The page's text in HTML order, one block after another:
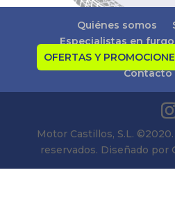
Quiénes somos
Especialistas en
OFERTAS Y
Contacto
Motor Castillos, S.L.
reservados. Diseñado por